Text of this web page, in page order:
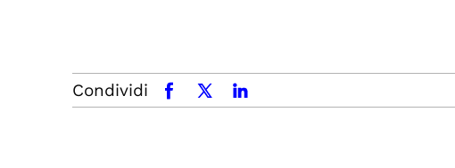
Condividi facebookx.comlinkedin